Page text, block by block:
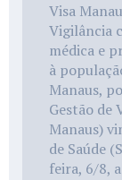
Visa
Vigilância
médica e
à
Manaus,
Gestão de
Manaus)
de Saúde
feira, 6/8,